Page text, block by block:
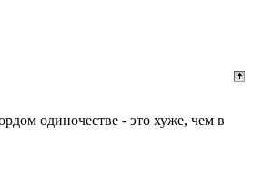
одиночестве - это хуже, чем в